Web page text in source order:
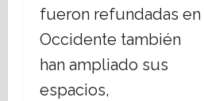
fueron refundadas en
Occidente también
han ampliado sus
espacios,